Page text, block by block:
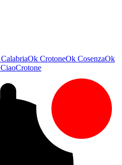
CalabriaOk CrotoneOk CosenzaOk
CiaoCrotone